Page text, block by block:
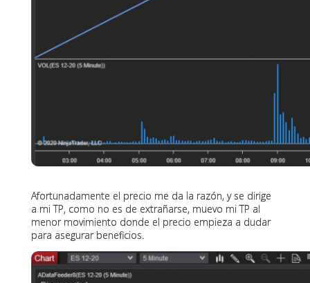
Afortunadamente el precio me da la razón, y se dirige
a mi TP, como no es de extrañarse, muevo mi TP al
menor movimiento donde el precio empieza a dudar
para asegurar beneficios.